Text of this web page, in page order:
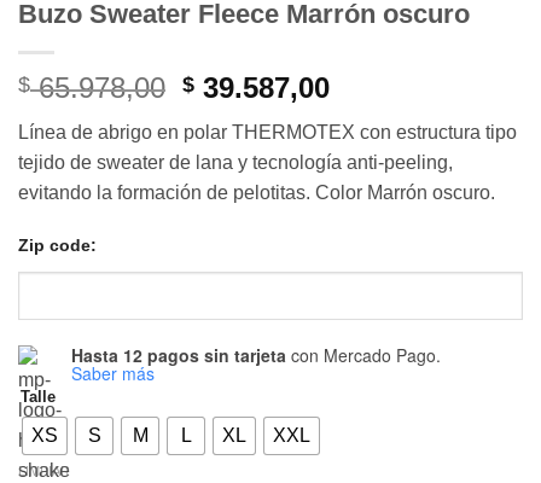
Buzo Sweater Fleece Marrón oscuro
$65.978,00 El
original
era:
$ 65.978,00.
$ 39.587,00El
actual
es:
$ 39.587,00.
Línea de abrigo en polar THERMOTEX con estructura tipo
tejido de sweater de lana y tecnología anti-peeling,
evitando la formación de pelotitas. Color Marrón oscuro.
Zip code:
Hasta 12 pagos sin tarjeta con Mercado Pago.
Saber más
Talle
XS S M L XL XXL
LIMPIAR